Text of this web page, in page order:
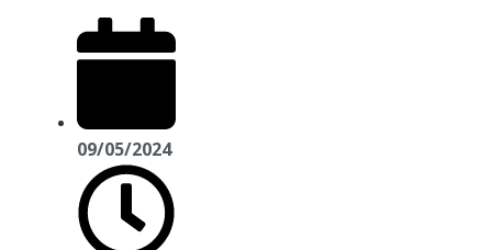
09/05/2024